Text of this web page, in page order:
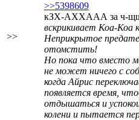
>>
>>5398609
кЗХ-АХХААА за ч-
вскрикивает Коа-Коа
Неприкрытое
отомстить!
Но пока что вместо
не может ничего с
когда Айрис
появляется время,
отдышаться и
колени и пытается